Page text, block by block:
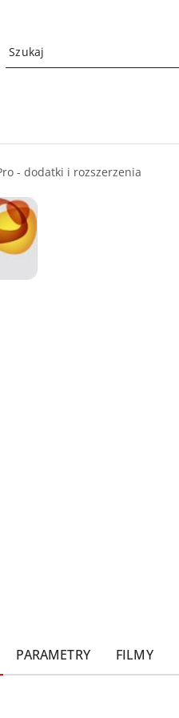
- dodatki i rozszerzenia
PARAMETRY FILMY